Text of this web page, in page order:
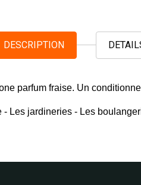
DESCRIPTION
parfum fraise. Un
- Les jardineries - Les